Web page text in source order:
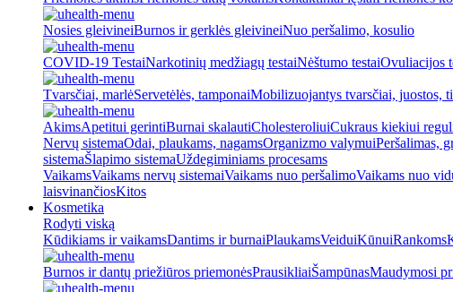
Nosies gleivineiBurnos ir gerklės gleivineiNuo peršalimo, kosulio
COVID-19 TestaiNarkotinių medžiagų testaiNėštumo testaiOvuliacijos
Tvarsčiai, marlėServetėlės, tamponaiMobilizuojantys tvarsčiai, juostos,
AkimsApetitui gerintiBurnai skalautiCholesteroliuiCukraus kiekiui
Nervų sistemaOdai, plaukams, nagamsOrganizmo valymuiPeršalimas,
sistemaŠlapimo sistemaUždegiminiams procesams
VaikamsVaikams nervų sistemaiVaikams nuo peršalimoVaikams nuo
laisvinančiosKitos
Kosmetika
Rodyti viską
Kūdikiams ir vaikamsDantims ir burnaiPlaukamsVeiduiKūnuiRankoms
Burnos ir dantų priežiūros priemonėsPrausikliaiŠampūnasMaudymosi